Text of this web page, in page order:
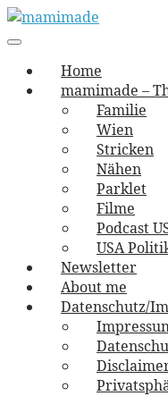
Skip
to
mamimade
vernäht und zugetextet
navigation
Menu
Home
mamimade –
Familie
Wien
Stricken
Nähen
Parklet
Filme
Podcast
USA
Newsletter
About me
Datenschutz/